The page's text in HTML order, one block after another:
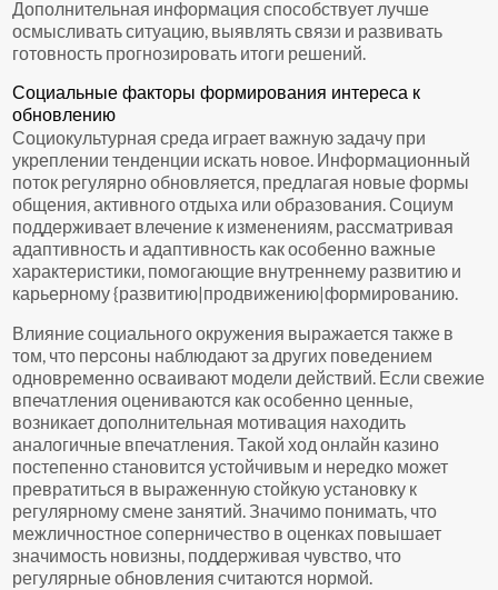
Дополнительная информация способствует лучше
осмысливать ситуацию, выявлять связи и развивать
готовность прогнозировать итоги решений.
Социальные факторы формирования интереса к
обновлению
Социокультурная среда играет важную задачу при
укреплении тенденции искать новое. Информационный
поток регулярно обновляется, предлагая новые формы
общения, активного отдыха или образования. Социум
поддерживает влечение к изменениям, рассматривая
адаптивность и адаптивность как особенно важные
характеристики, помогающие внутреннему развитию и
карьерному {развитию|продвижению|формированию.
Влияние социального окружения выражается также в
том, что персоны наблюдают за других поведением
одновременно осваивают модели действий. Если свежие
впечатления оцениваются как особенно ценные,
возникает дополнительная мотивация находить
аналогичные впечатления. Такой ход онлайн казино
постепенно становится устойчивым и нередко может
превратиться в выраженную стойкую установку к
регулярному смене занятий. Значимо понимать, что
межличностное соперничество в оценках повышает
значимость новизны, поддерживая чувство, что
регулярные обновления считаются нормой.